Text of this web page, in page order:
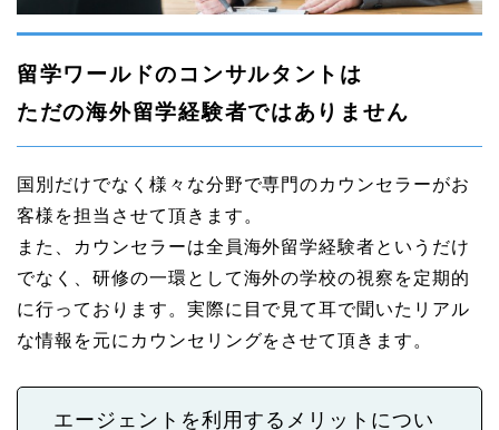
留学ワールドのコンサルタントは
ただの海外留学経験者ではありません
国別だけでなく様々な分野で専門のカウンセラーがお
客様を担当させて頂きます。
また、カウンセラーは全員海外留学経験者というだけ
でなく、研修の一環として海外の学校の視察を定期的
に行っております。実際に目で見て耳で聞いたリアル
な情報を元にカウンセリングをさせて頂きます。
エージェントを利用するメリットについ